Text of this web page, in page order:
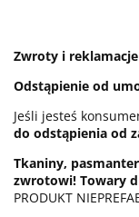
Zwroty i reklamacje
Odstąpienie od
Jeśli jesteś
do odstąpienia od
Tkaniny,
zwrotowi! Towary
PRODUKT